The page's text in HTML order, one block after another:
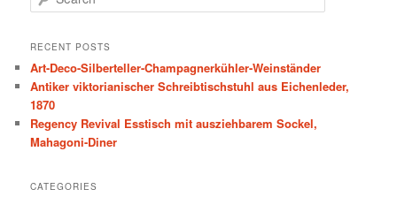
e
r
h
RECENT POSTS
Art-Deco-Silberteller-Champagnerkühler-Weinständer
Antiker viktorianischer Schreibtischstuhl aus Eichenleder,
1870
Regency Revival Esstisch mit ausziehbarem Sockel,
Mahagoni-Diner
CATEGORIES